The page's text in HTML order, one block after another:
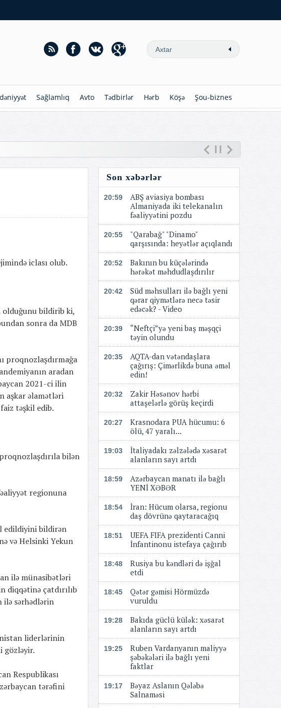
Sağlamlıq Avto Tədbirlər Hərb Köşə Şou-biznes
iclası olub.
olduğunu bildirib ki,
sonra da MDB
proqnozlaşdırmağa
aradan
2021-ci ilin
aşkar əlamətləri
təşkil edib.
bilən
regionuna
edildiyini bildirən
və Helsinki Yekun
ilə münasibətləri
diqqətinə çatdırılıb
ilə sərhədlərin
liderlərinin
gözləyir.
Respublikası
tərəfini
Son xəbərlər
20:59
ABŞ aviasiya bombası
Almaniyada iki telekanalın
fəaliyyətini pozdu
20:55
"Qarabağ" "Dinamo"
qarşısında: heyətlər açıqlandı
20:52
Bakının bu küçələrində
hərəkət məhdudlaşdırılır
20:42
Süd məhsulları ilə bağlı yeni
qərar qiymətlərə necə təsir
edəcək? - Video
20:39
“Neftçi”yə yeni baş məşqçi
təyin olundu
20:35
AQTA-dan vətəndaşlara
çağırış: Çimərlikdə buna əməl
edin!
20:32
Zakir Həsənov hərbi
attaşelərlə görüş keçirdi
20:27
Krasnodara PUA hücumu: 6
ölü, 47 yaralı...
19:03
İtaliyadakı zəlzələdə xəsarət
alanların sayı artdı
18:59
Azərbaycan manatı ilə bağlı
YENİ XƏBƏR
18:54
​​​​​​​İran: Hücum olarsa, regionu
daş dövrünə qaytaracağıq
18:51
UEFA FIFA prezidenti Canni
İnfantinonu istefaya çağırıb
18:48
Rusiya bu kəndləri də işğal
etdi
18:45
Qətər gəmisi Hörmüzdə
vuruldu
19:28
Bakıda güclü külək: xəsarət
alanların sayı artdı
19:25
Ruben Vardanyanın maliyyə
şəbəkələri ilə bağlı yeni
faktlar
19:17
Bəyaz Aslanın Qələbə
Salnaməsi